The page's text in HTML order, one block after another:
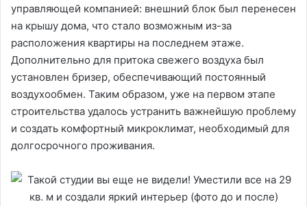
управляющей компанией: внешний блок был перенесен
на крышу дома, что стало возможным из-за
расположения квартиры на последнем этаже.
Дополнительно для притока свежего воздуха был
установлен бризер, обеспечивающий постоянный
воздухообмен. Таким образом, уже на первом этапе
строительства удалось устранить важнейшую проблему
и создать комфортный микроклимат, необходимый для
долгосрочного проживания.